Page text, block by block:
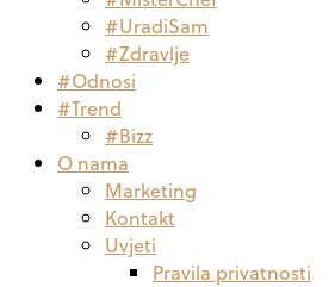
#UradiSam
#Zdravlje
#Odnosi
#Trend
#Bizz
O nama
Marketing
Kontakt
Uvjeti
Pravila privatnosti